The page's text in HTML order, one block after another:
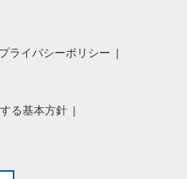
プライバシーポリシー
る基本方針